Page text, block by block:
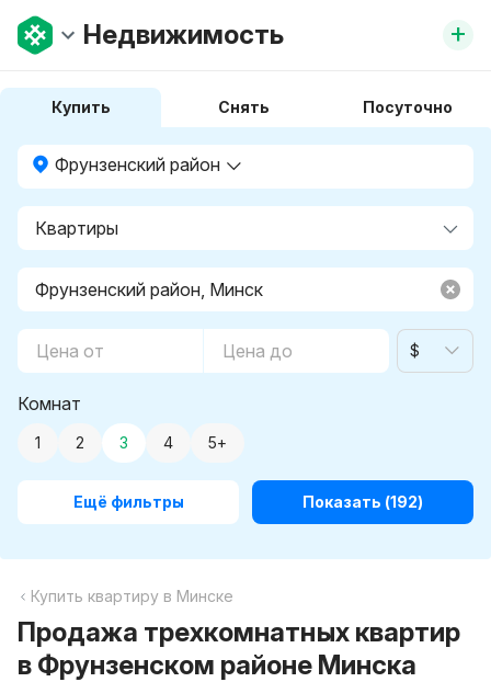
Недвижимость +
Купить Снять Посуточно
Фрунзенский район
$
Комнат
1 2 3 4 5+
Ещё фильтры Показать (192)
Купить квартиру в Минске
Продажа трехкомнатных квартир
в Фрунзенском районе Минска